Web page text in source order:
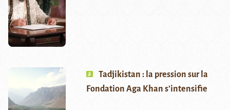
Tadjikistan : la pression sur la
Fondation Aga Khan s’intensifie